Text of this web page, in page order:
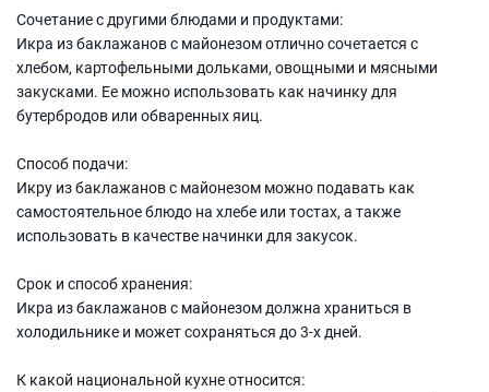
Сочетание с другими блюдами и продуктами:
Икра из баклажанов с майонезом отлично сочетается с
хлебом, картофельными дольками, овощными и мясными
закусками. Ее можно использовать как начинку для
бутербродов или обваренных яиц.
Способ подачи:
Икру из баклажанов с майонезом можно подавать как
самостоятельное блюдо на хлебе или тостах, а также
использовать в качестве начинки для закусок.
Срок и способ хранения:
Икра из баклажанов с майонезом должна храниться в
холодильнике и может сохраняться до 3-х дней.
К какой национальной кухне относится: